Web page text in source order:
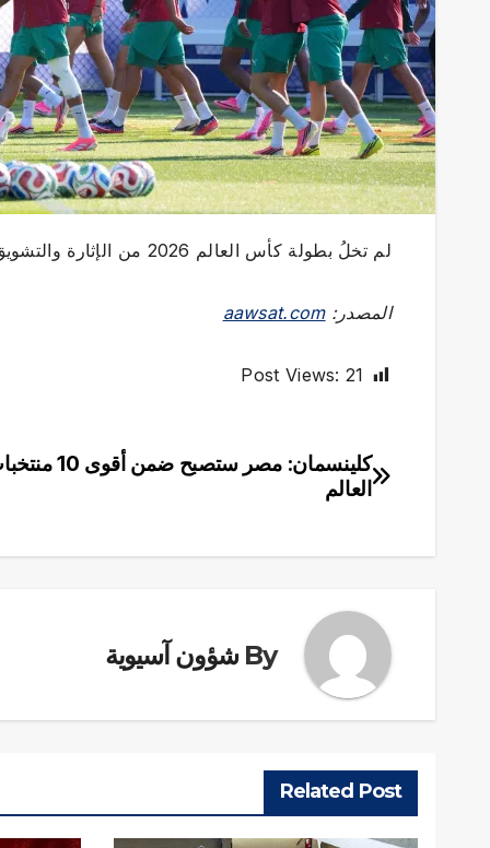
لم تخلُ بطولة كأس العالم 2026 من الإثارة والتشويق، حيث تنافست نخبة كرة القدم العالمية للفوز باللقب الثمين.
المصدر:aawsat.com
Post Views: 21
تصفّح
كلينسمان: مصر ستصبح
العالم
By شؤون آسيوية
Related Post